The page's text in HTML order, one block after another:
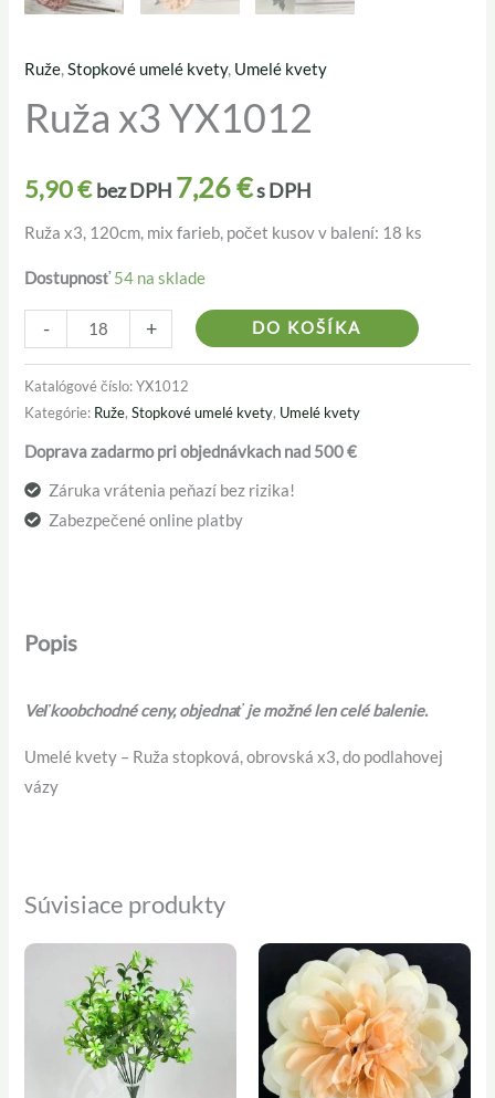
Ruže,Stopkové umelé kvety, Umelé kvety
Ruža x3 YX1012
5,90€ bez DPH 7,26€s DPH
Ruža x3, 120cm, mix farieb, počet kusov v balení: 18 ks
Dostupnosť 54 na sklade
-
množstvo
Ruža
x3
+ DO KOŠÍKA
Katalógové číslo:YX1012
Kategórie: Ruže,Stopkové umelé kvety, Umelé kvety
Doprava zadarmo pri objednávkach nad 500 €
Záruka vrátenia peňazí bez rizika!
Zabezpečené online platby
Popis
Veľkoobchodné ceny, objednať je možné len celé balenie.
Umelé kvety – Ruža stopková, obrovská x3, do podlahovej
vázy
Súvisiace produkty